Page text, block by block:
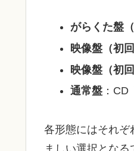
がらくた盤
映像盤（初回
映像盤（初回
通常盤：CD
各形態にはそれぞ
ましい選択となる